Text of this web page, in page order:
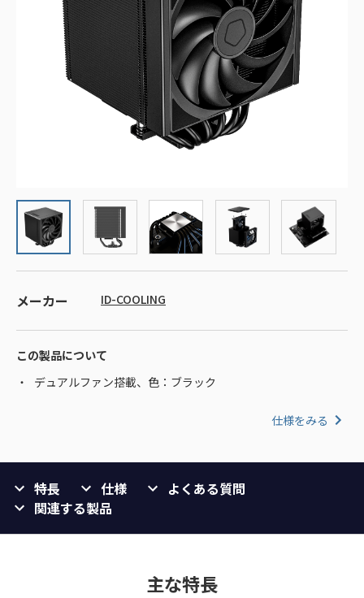
メーカー ID-COOLING
この製品について
デュアルファン搭載、色：ブラック
仕様をみる
特長 仕様
よくある質問
関連する製品
主な特長